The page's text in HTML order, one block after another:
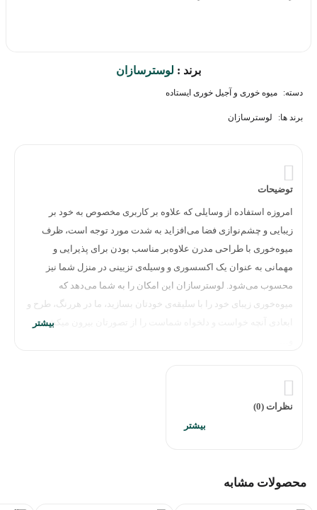
برند : لوسترسازان
دسته: میوه خوری و آجیل خوری ایستاده
برند ها: لوسترسازان
توضیحات
امروزه استفاده از وسایلی که علاوه بر کاربری مخصوص به خود بر
زیبایی و چشم‌نوازی فضا می‌افزاید به شدت مورد توجه است، ظرف
میوه‌خوری با طراحی مدرن علاوه‌بر مناسب بودن برای پذیرایی و
مهمانی به عنوان یک اکسسوری و وسیله‌ی تزیینی در منزل شما نیز
محسوب می‌شود. لوسترسازان این امکان را به شما می‌دهد که
میوه‌خوری زیبای خود را با سلیقه‌ی خودتان بسازید، ما در هررنگ، طرح و
ابعادی آنچه خواست و دلخواه شماست را از تصورتان بیرون میکشیم
نظرات (0)
محصولات مشابه